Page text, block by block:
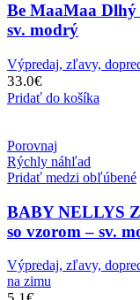
Be MaaMaa
sv. modrý
Výpredaj, zľavy,
33.0€
Pridať do košíka
Porovnaj
Rýchly náhľad
Pridať medzi obľúbené
BABY NELLYS
so vzorom – sv.
Výpredaj, zľavy,
na zimu